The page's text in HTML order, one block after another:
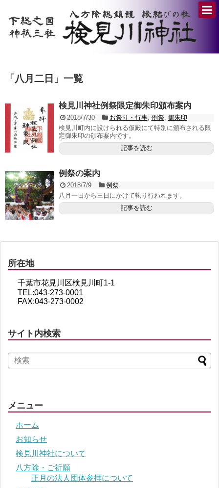
「 八月二日 」 一覧
検見川神社例祭限定御朱印頒布案内
2018/7/30 お祭り・行事, 例祭, 御朱印
検見川町内に設けられる仮殿にて特別に頒布される限
定御朱印の頒布案内です。
記事を読む
例祭の案内
2018/7/9
例祭
八月一日から三日にかけて執り行われます。
記事を読む
所在地
千葉市花見川区検見川町1-1
TEL:043-273-0001
FAX:043-273-0002
サイト内検索
メニュー
ホーム
お知らせ
検見川神社について
八方除・ご祈願
正月の法人団体参拝について